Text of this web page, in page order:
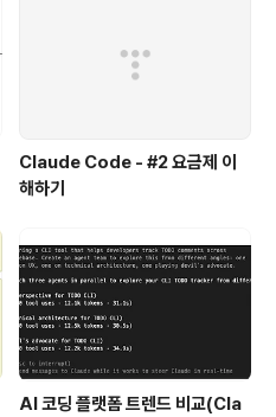
Claude Code - #2 요금제 이
해하기
AI 코딩 플랫폼 트렌드 비교(Cla